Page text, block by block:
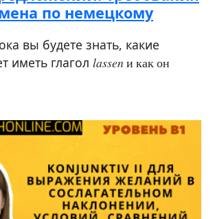
по немецкому
вы будете знать, какие
иметь глагол lassen и как он